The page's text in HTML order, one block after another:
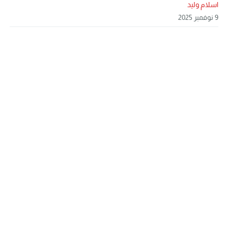
اسلام وليد
9 نوفمبر 2025